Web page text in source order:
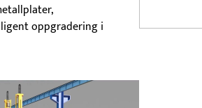
oppgradering i